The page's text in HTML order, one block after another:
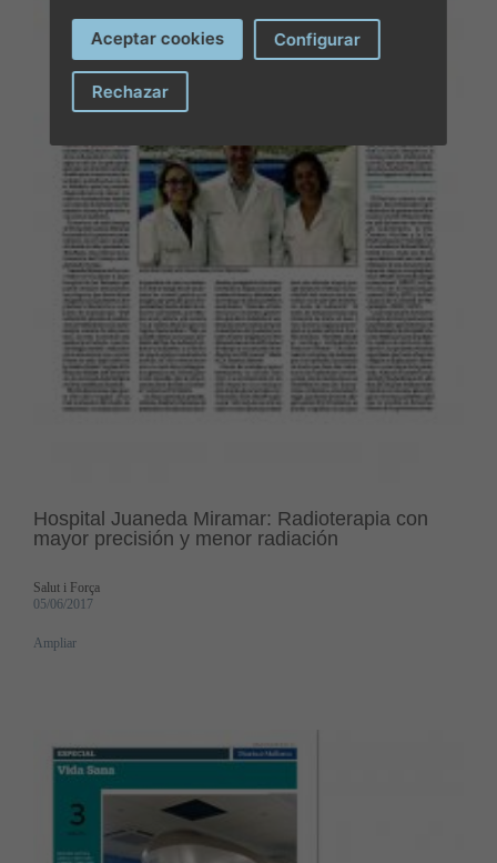
Hospital Juaneda Miramar: Radioterapia con
mayor precisión y menor radiación
Salut i Força
05/06/2017
Ampliar
Aceptar cookies Configurar
Rechazar